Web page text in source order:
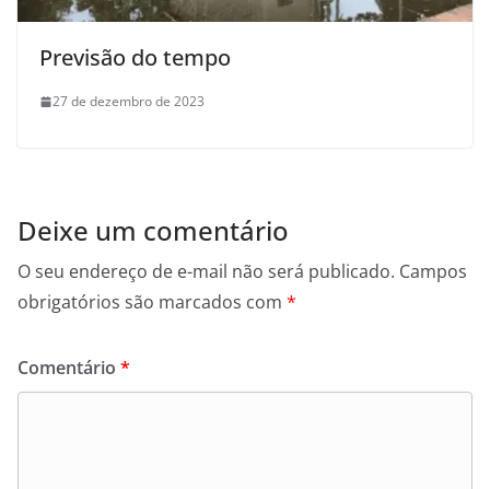
Previsão do tempo
27 de dezembro de 2023
Deixe um comentário
O seu endereço de e-mail não será publicado. Campos
obrigatórios são marcados com *
Comentário *